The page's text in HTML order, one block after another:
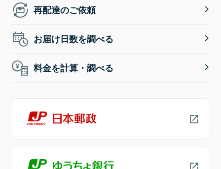
再配達のご依頼
お届け日数を調べる
料金を計算・調べる